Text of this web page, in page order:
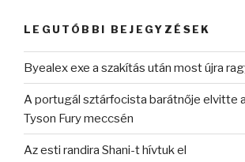
LEGUTÓBBI BEJEGYZÉSEK
Byealex exe a szakítás után most újra
A portugál sztárfocista barátnője elvitte
Tyson Fury meccsén
Az esti randira Shani-t hívtuk el